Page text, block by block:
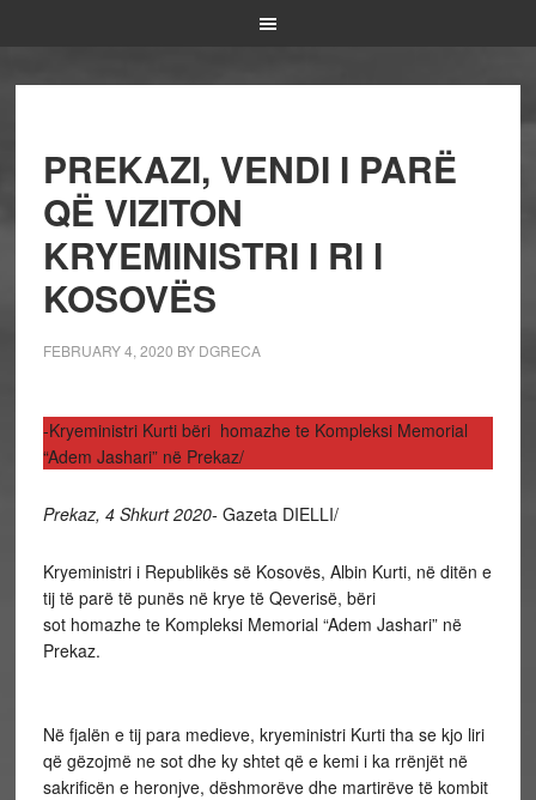
PREKAZI, VENDI I PARË
QË VIZITON
KRYEMINISTRI I RI I
KOSOVËS
FEBRUARY 4, 2020 BY DGRECA
-Kryeministri Kurti bëri homazhe te Kompleksi Memorial
“Adem Jashari” në Prekaz/
Prekaz, 4 Shkurt 2020- Gazeta DIELLI/
Kryeministri i Republikës së Kosovës, Albin Kurti, në ditën e
tij të parë të punës në krye të Qeverisë, bëri
sot homazhe te Kompleksi Memorial “Adem Jashari” në
Prekaz.
Në fjalën e tij para medieve, kryeministri Kurti tha se kjo liri
që gëzojmë ne sot dhe ky shtet që e kemi i ka rrënjët në
sakrificën e heronjve, dëshmorëve dhe martirëve të kombit